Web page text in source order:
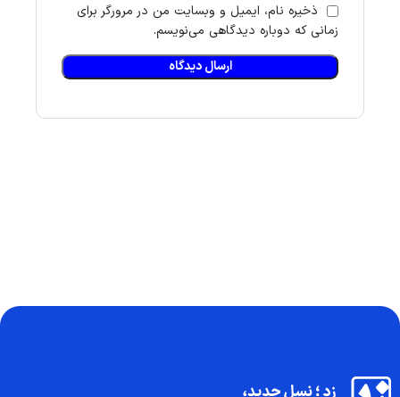
ذخیره نام، ایمیل و وبسایت من در مرورگر برای
زمانی که دوباره دیدگاهی می‌نویسم.